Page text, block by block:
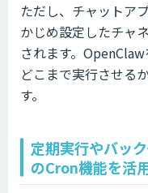
ただし、チャットア
かじめ設定したチャ
されます。
どこまで実行させる
す。
定期実行やバッ
のCron機能を活